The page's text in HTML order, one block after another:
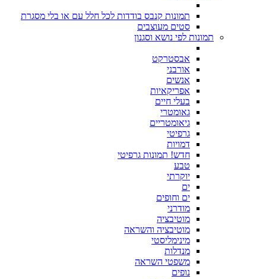
תמונות קנבס בודדות לכל חלל עם או בלי מסגרת
סטים מעוצבים
תמונות לפי נושא וסגנון
אבסטרקט
אורבני
אנשים
אפריקאיות
בעלי חיים
גאומטרי
גיאומטריים
גרפיטי
דמויות
חדש! תמונות גרפיטי
טבע
יוקרתי
ים
ים וחופים
מודרני
מוטיבציה
מוטיבציה והשראה
מינימליסטי
מנדלות
משפטי השראה
נופים